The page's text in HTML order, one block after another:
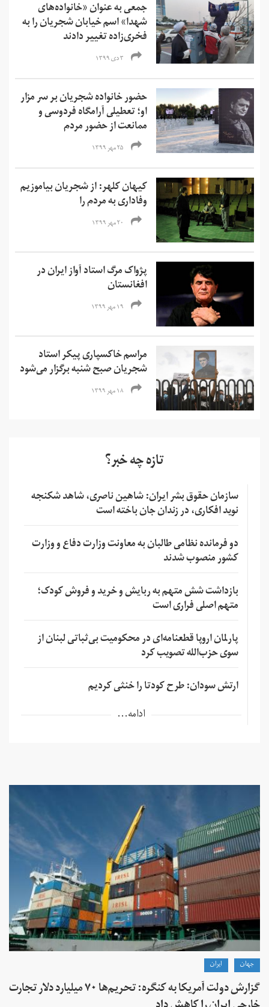
جمعی به عنوان «خانواده‌های
شهدا» اسم خیابان شجریان را به
فخری‌زاده تغییر دادند
۳ دی ۱۳۹۹
حضور خانواده شجریان بر سر مزار
او؛ تعطیلی آرامگاه فردوسی و
ممانعت از حضور مردم
۲۵ مهر ۱۳۹۹
کیهان کلهر: از شجریان بیاموزیم
وفاداری به مردم را
۲۰ مهر ۱۳۹۹
پژواک مرگ استاد آواز ایران در
افغانستان
۱۹ مهر ۱۳۹۹
مراسم خاکسپاری پیکر استاد
شجریان صبح شنبه برگزار می‌شود
۱۸ مهر ۱۳۹۹
تازه چه خبر؟
سازمان حقوق بشر ایران: شاهین ناصری، شاهد شکنجه
نوید افکاری، در زندان جان باخته است
دو فرمانده نظامی طالبان به معاونت وزارت دفاع و وزارت
کشور منصوب شدند
بازداشت شش متهم به ربایش و خرید و فروش کودک؛
متهم اصلی فراری است
پارلمان اروپا قطعنامه‌ای در محکومیت بی‌ثباتی لبنان از
سوی حزب‌الله تصویب کرد
ارتش سودان: طرح کودتا را خنثی کردیم
ادامه...
جهان ايران
گزارش دولت آمریکا به کنگره: تحریم‌ها ۷۰ میلیارد دلار تجارت